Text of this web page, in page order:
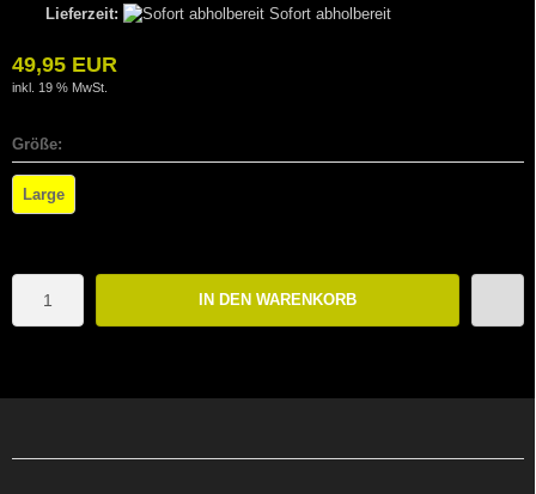
Lieferzeit: Sofort abholbereit
49,95 EUR
inkl. 19 % MwSt.
Größe:
Large
IN DEN WARENKORB